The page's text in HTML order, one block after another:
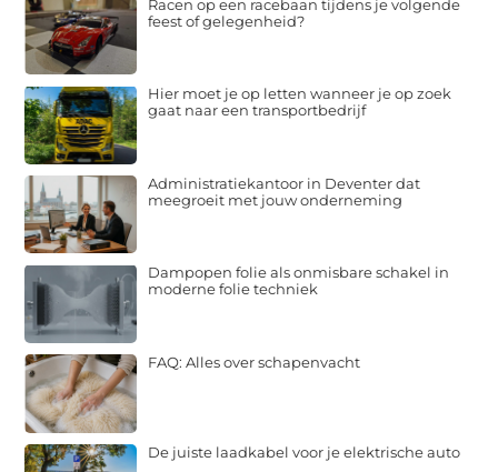
Racen op een racebaan tijdens je volgende
feest of gelegenheid?
Hier moet je op letten wanneer je op zoek
gaat naar een transportbedrijf
Administratiekantoor in Deventer dat
meegroeit met jouw onderneming
Dampopen folie als onmisbare schakel in
moderne folie techniek
FAQ: Alles over schapenvacht
De juiste laadkabel voor je elektrische auto